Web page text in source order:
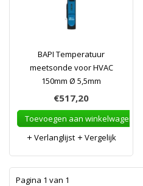
BAPI Temperatuur
meetsonde voor HVAC
150mm Ø 5,5mm
€517,20
Toevoegen aan winkelwagen
Verlanglijst
Vergelijk
Pagina 1 van 1